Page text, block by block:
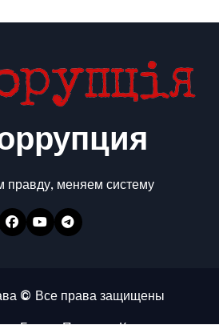
правду, меняем систему
© Все права защищены